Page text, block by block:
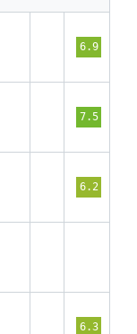
6.9
7.5
6.2
6.3